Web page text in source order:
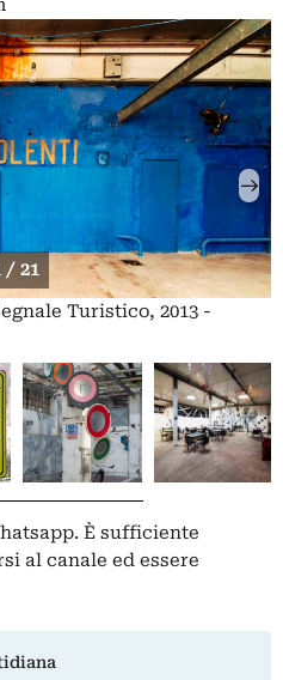
/ 21
Turistico, 2013 -
È sufficiente
al canale ed essere